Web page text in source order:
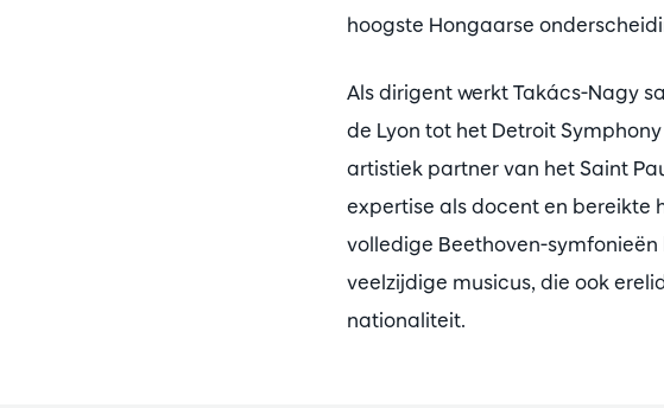
hoogste Hongaarse
Als dirigent werkt Takács-Nagy
de Lyon tot het Detroit
artistiek partner van het Saint
expertise als docent en bereikte
volledige Beethoven-
veelzijdige musicus, die ook
nationaliteit.